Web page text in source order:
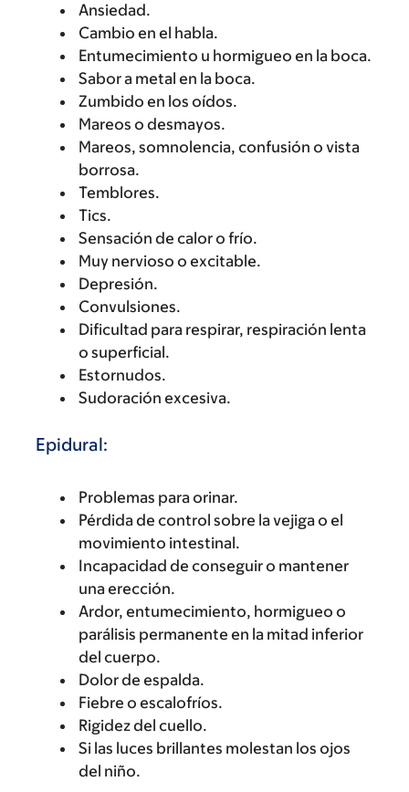
Ansiedad.
Cambio en el habla.
Entumecimiento u hormigueo en la boca.
Sabor a metal en la boca.
Zumbido en los oídos.
Mareos o desmayos.
Mareos, somnolencia, confusión o vista
borrosa.
Temblores.
Tics.
Sensación de calor o frío.
Muy nervioso o excitable.
Depresión.
Convulsiones.
Dificultad para respirar, respiración lenta
o superficial.
Estornudos.
Sudoración excesiva.
Epidural:
Problemas para orinar.
Pérdida de control sobre la vejiga o el
movimiento intestinal.
Incapacidad de conseguir o mantener
una erección.
Ardor, entumecimiento, hormigueo o
parálisis permanente en la mitad inferior
del cuerpo.
Dolor de espalda.
Fiebre o escalofríos.
Rigidez del cuello.
Si las luces brillantes molestan los ojos
del niño.